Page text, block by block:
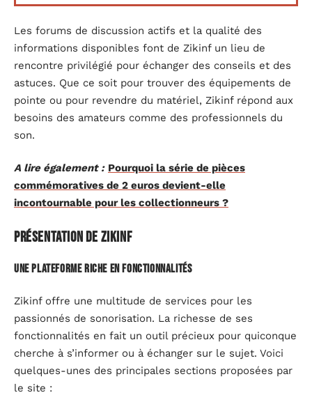
Les forums de discussion actifs et la qualité des
informations disponibles font de Zikinf un lieu de
rencontre privilégié pour échanger des conseils et des
astuces. Que ce soit pour trouver des équipements de
pointe ou pour revendre du matériel, Zikinf répond aux
besoins des amateurs comme des professionnels du
son.
A lire également : Pourquoi la série de pièces
commémoratives de 2 euros devient-elle
incontournable pour les collectionneurs ?
Présentation de Zikinf
Une plateforme riche en fonctionnalités
Zikinf offre une multitude de services pour les
passionnés de sonorisation. La richesse de ses
fonctionnalités en fait un outil précieux pour quiconque
cherche à s’informer ou à échanger sur le sujet. Voici
quelques-unes des principales sections proposées par
le site :